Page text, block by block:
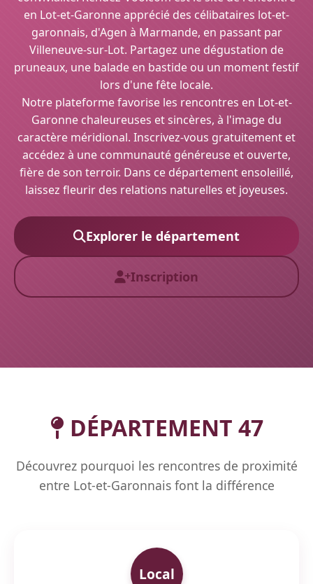
en Lot-et-Garonne apprécié des célibataires lot-et-
garonnais, d'Agen à Marmande, en passant par
Villeneuve-sur-Lot. Partagez une dégustation de
pruneaux, une balade en bastide ou un moment festif
lors d'une fête locale.
Notre plateforme favorise les rencontres en Lot-et-
Garonne chaleureuses et sincères, à l'image du
caractère méridional. Inscrivez-vous gratuitement et
accédez à une communauté généreuse et ouverte,
fière de son terroir. Dans ce département ensoleillé,
laissez fleurir des relations naturelles et joyeuses.
Explorer le département
Inscription
DÉPARTEMENT 47
Découvrez pourquoi les rencontres de proximité
entre Lot-et-Garonnais font la différence
Local